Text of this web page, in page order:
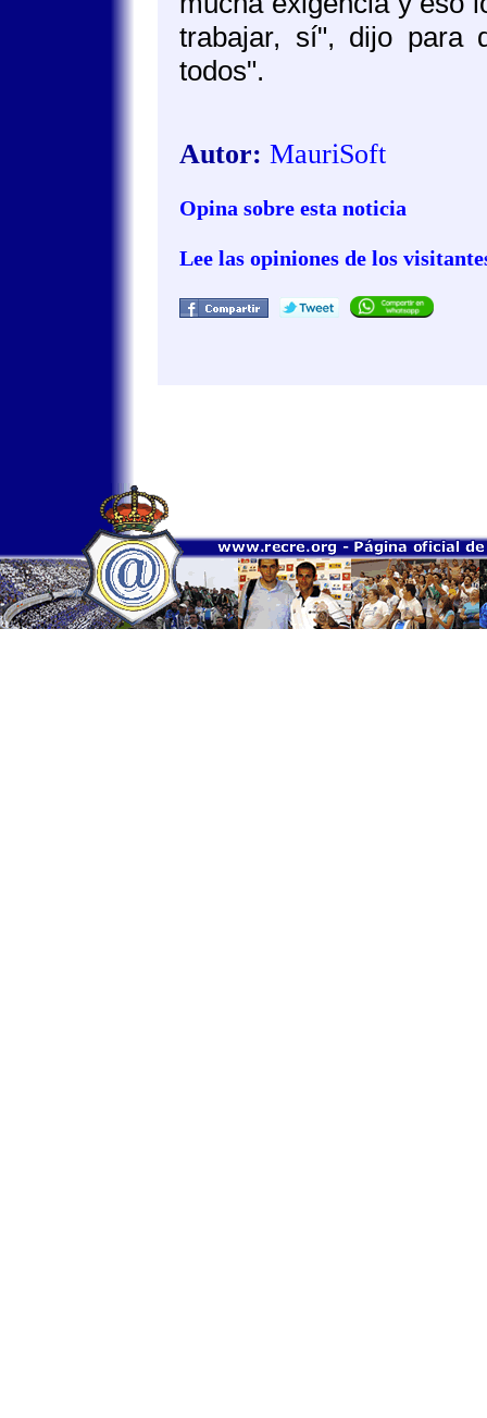
trabajar, sí", dijo para
todos".
Autor: MauriSoft
Opina sobre esta noticia
Lee las opiniones de los